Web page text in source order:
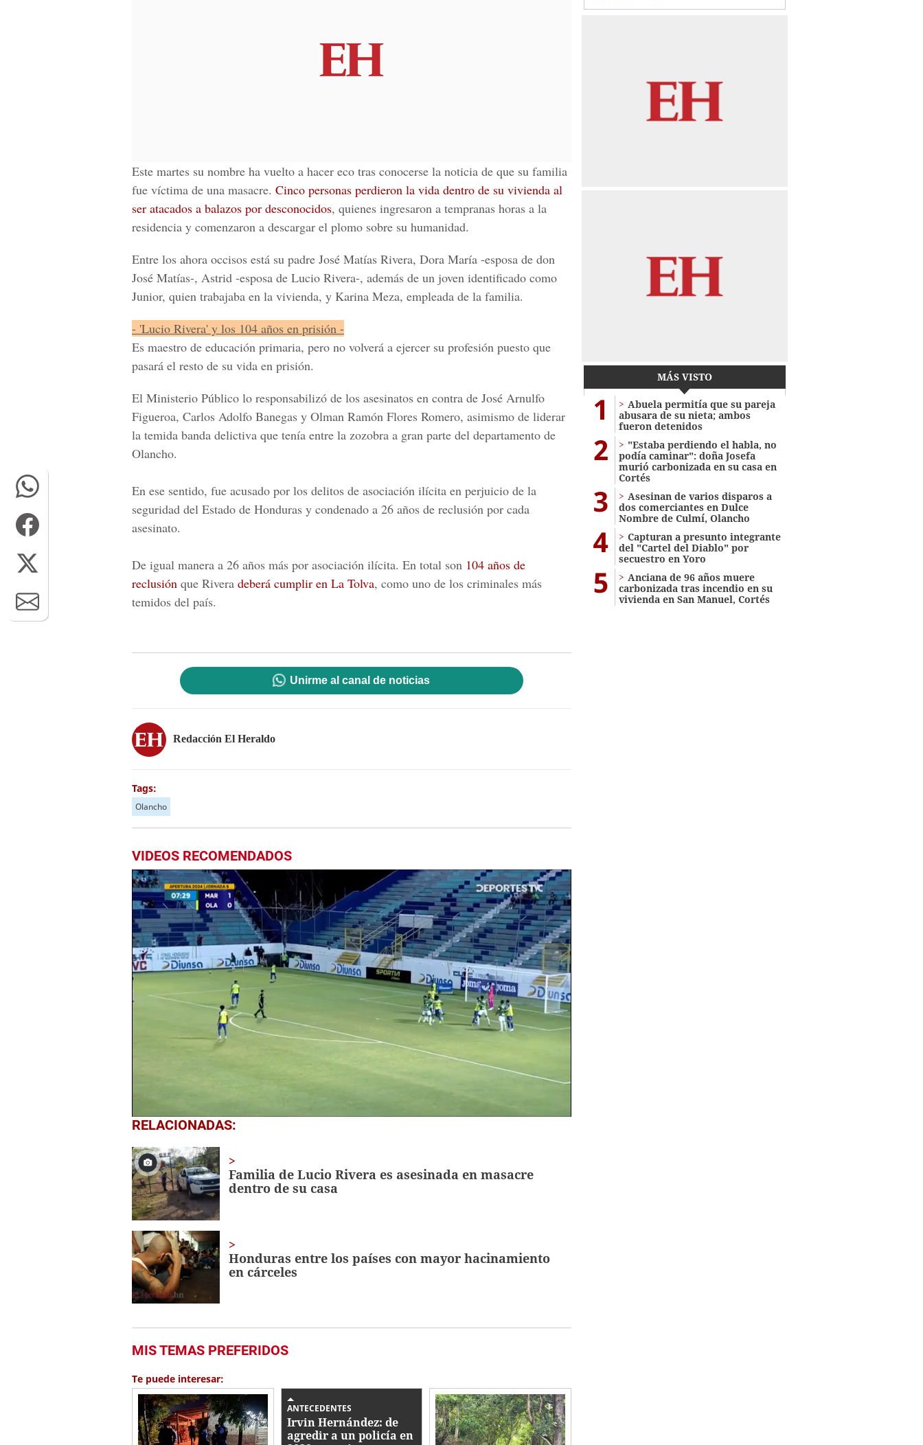
Este martes su nombre ha vuelto a hacer eco tras conocerse la noticia de que su familia
fue víctima de una masacre. Cinco personas perdieron la vida dentro de su vivienda al
ser atacados a balazos por desconocidos, quienes ingresaron a tempranas horas a la
residencia y comenzaron a descargar el plomo sobre su humanidad.
Entre los ahora occisos está su padre José Matías Rivera, Dora María -esposa de don
José Matías-, Astrid -esposa de Lucio Rivera-, además de un joven identificado como
Junior, quien trabajaba en la vivienda, y Karina Meza, empleada de la familia.
- 'Lucio Rivera' y los 104 años en prisión -
Es maestro de educación primaria, pero no volverá a ejercer su profesión puesto que
pasará el resto de su vida en prisión.
El Ministerio Público lo responsabilizó de los asesinatos en contra de José Arnulfo
Figueroa, Carlos Adolfo Banegas y Olman Ramón Flores Romero, asimismo de liderar
la temida banda delictiva que tenía entre la zozobra a gran parte del departamento de
Olancho.
En ese sentido, fue acusado por los delitos de asociación ilícita en perjuicio de la
seguridad del Estado de Honduras y condenado a 26 años de reclusión por cada
asesinato.
De igual manera a 26 años más por asociación ilícita. En total son 104 años de
reclusión que Rivera deberá cumplir en La Tolva, como uno de los criminales más
temidos del país.
Unirme al canal de noticias
Redacción El Heraldo
Tags:
Olancho
VIDEOS RECOMENDADOS
0
seconds
1
minute,
21
secondsVolume
0%
RELACIONADAS:
Familia de Lucio Rivera es asesinada en masacre
dentro de su casa
Honduras entre los países con mayor hacinamiento
en cárceles
MIS TEMAS PREFERIDOS
Te puede interesar:
ANTECEDENTES
Irvin Hernández: de
agredir a un policía en
MÁS VISTO
1
Abuela permitía que su pareja
abusara de su nieta; ambos
fueron detenidos
2
"Estaba perdiendo el habla, no
podía caminar": doña Josefa
murió carbonizada en su casa en
Cortés
3
Asesinan de varios disparos a
dos comerciantes en Dulce
Nombre de Culmí, Olancho
4
Capturan a presunto integrante
del "Cartel del Diablo" por
secuestro en Yoro
5
Anciana de 96 años muere
carbonizada tras incendio en su
vivienda en San Manuel, Cortés